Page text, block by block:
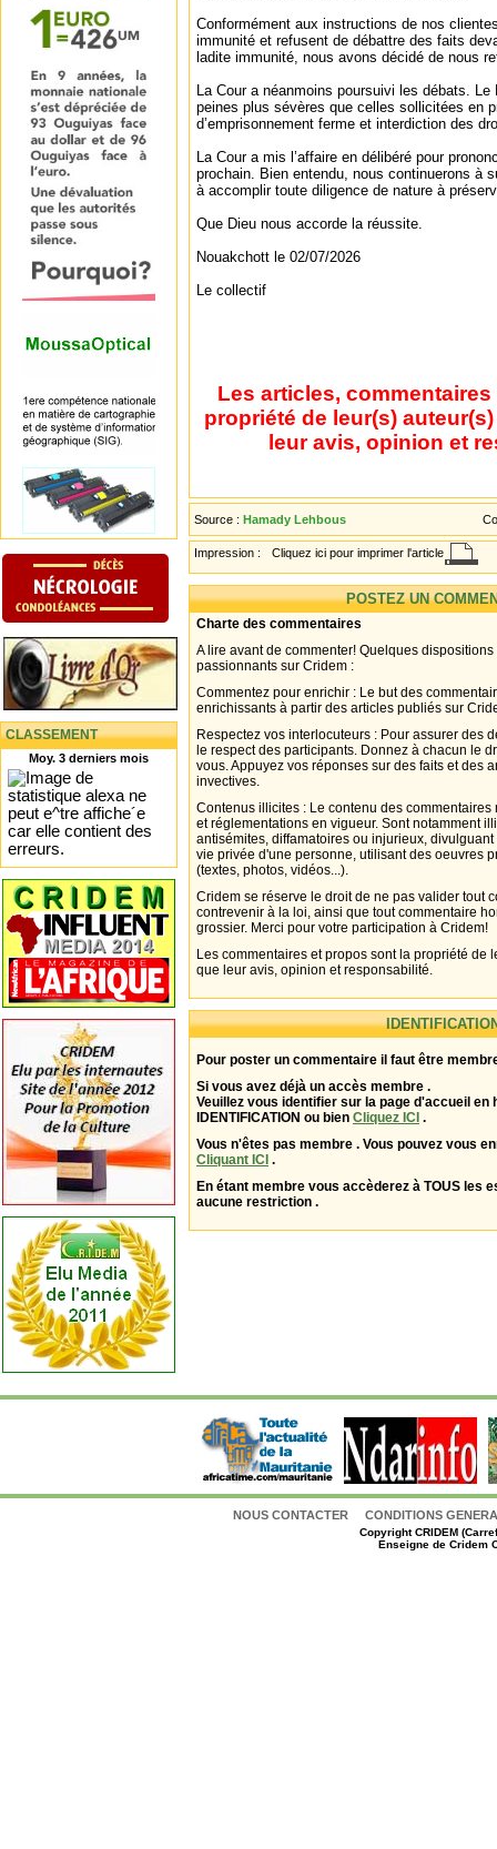
CLASSEMENT
Moy. 3 derniers mois
Conformément aux instructions de nos
immunité et refusent de débattre des faits
ladite immunité, nous avons décidé de nous
La Cour a néanmoins poursuivi les débats.
peines plus sévères que celles sollicitées en
d’emprisonnement ferme et interdiction des
La Cour a mis l’affaire en délibéré pour
prochain. Bien entendu, nous continuerons à
à accomplir toute diligence de nature à
Que Dieu nous accorde la réussite.
Nouakchott le 02/07/2026
Le collectif
Les articles,
propriété de leur(s)
leur avis, opinion et
Source : Hamady Lehbous
Impression : Cliquez ici pour imprimer l'article
POSTEZ UN
Charte des commentaires
A lire avant de commenter! Quelques
passionnants sur Cridem :
Commentez pour enrichir : Le but des
enrichissants à partir des articles publiés sur
Respectez vos interlocuteurs : Pour assurer des
le respect des participants. Donnez à chacun le
vous. Appuyez vos réponses sur des faits et des
invectives.
Contenus illicites : Le contenu des
et réglementations en vigueur. Sont notamment
antisémites, diffamatoires ou injurieux,
vie privée d'une personne, utilisant des oeuvres
(textes, photos, vidéos...).
Cridem se réserve le droit de ne pas valider tout
contrevenir à la loi, ainsi que tout commentaire
grossier. Merci pour votre participation à Cridem!
Les commentaires et propos sont la propriété de
que leur avis, opinion et responsabilité.
Pour poster un commentaire il faut être
Si vous avez déjà un accès membre .
Veuillez vous identifier sur la page d'accueil en
IDENTIFICATION ou bien Cliquez ICI .
Vous n'êtes pas membre . Vous pouvez vous
Cliquant ICI .
En étant membre vous accèderez à TOUS les
aucune restriction .
NOUS CONTACTER CONDITIONS
CopyrightCRIDEM
Enseigne de Cridem